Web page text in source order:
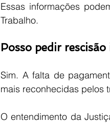
Essas informações
Trabalho.
Posso pedir
Sim. A falta de
mais reconhecidas pelos
O entendimento da